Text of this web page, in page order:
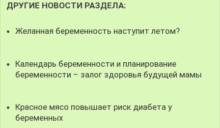
ДРУГИЕ НОВОСТИ РАЗДЕЛА:
Желанная беременность наступит летом?
Календарь беременности и планирование
беременности – залог здоровья будущей мамы
Красное мясо повышает риск диабета у
беременных